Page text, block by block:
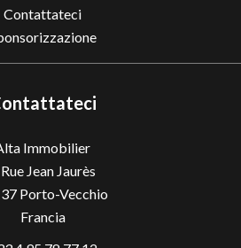
Contattateci
Immobilier
Jean Jaurès
Porto-Vecchio
Francia